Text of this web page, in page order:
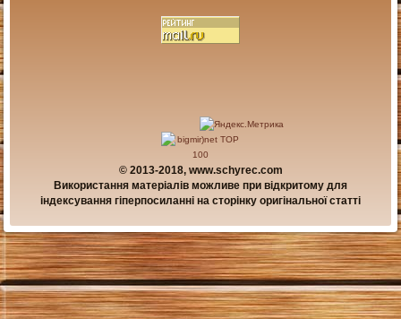
© 2013-2018, www.schyrec.com
Використання матеріалів можливе при відкритому для
індексування гіперпосиланні на сторінку оригінальної статті